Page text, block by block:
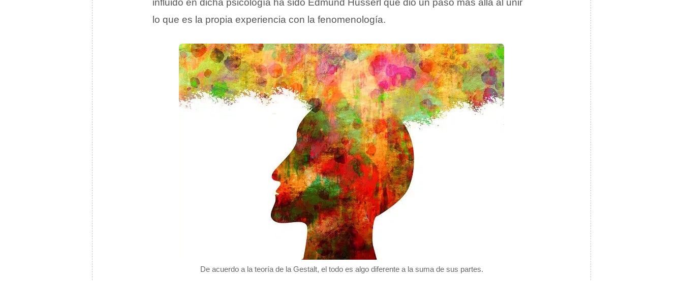
influido en dicha psicología ha sido Edmund Husserl que dio un paso más allá al unir
lo que es la propia experiencia con la fenomenología.
De acuerdo a la teoría de la Gestalt, el todo es algo diferente a la suma de sus partes.